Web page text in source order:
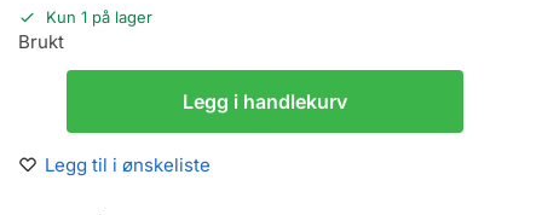
Kun 1 på lager
Brukt
Legg i handlekurv
Legg til i ønskeliste